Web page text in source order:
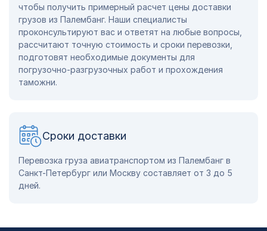
чтобы получить примерный расчет цены доставки
грузов из Палембанг. Наши специалисты
проконсультируют вас и ответят на любые вопросы,
рассчитают точную стоимость и сроки перевозки,
подготовят необходимые документы для
погрузочно-разгрузочных работ и прохождения
таможни.
Сроки доставки
Перевозка груза авиатранспортом из Палембанг в
Санкт-Петербург или Москву составляет от 3 до 5
дней.